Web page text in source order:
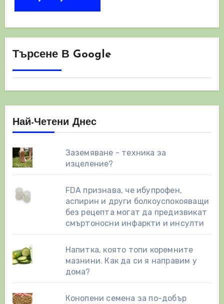
Търсене В Google
Най-Четени Днес
Заземяване - техника за
изцеление?
FDA признава, че ибупрофен,
аспирин и други болкоуспокояващи
без рецепта могат да предизвикат
смъртоносни инфаркти и инсулти
Напитка, която топи коремните
мазнини. Как да си я направим у
дома?
Конопени семена за по-добър